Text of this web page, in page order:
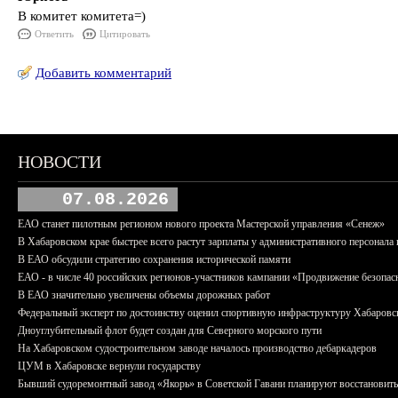
В комитет комитета=)
Ответить Цитировать
Добавить комментарий
НОВОСТИ
07.08.2026
ЕАО станет пилотным регионом нового проекта Мастерской управления «Сенеж»
В Хабаровском крае быстрее всего растут зарплаты у административного персонала
В ЕАО обсудили стратегию сохранения исторической памяти
ЕАО - в числе 40 российских регионов-участников кампании «Продвижение
В ЕАО значительно увеличены объемы дорожных работ
Федеральный эксперт по достоинству оценил спортивную инфраструктуру
Дноуглубительный флот будет создан для Северного морского пути
На Хабаровском судостроительном заводе началось производство дебаркадеров
ЦУМ в Хабаровске вернули государству
Бывший судоремонтный завод «Якорь» в Советской Гавани планируют восстановить